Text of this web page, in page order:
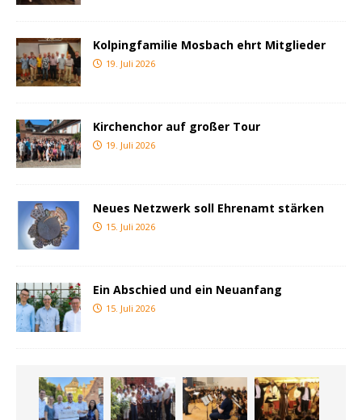
Kolpingfamilie Mosbach ehrt Mitglieder
19. Juli 2026
Kirchenchor auf großer Tour
19. Juli 2026
Neues Netzwerk soll Ehrenamt stärken
15. Juli 2026
Ein Abschied und ein Neuanfang
15. Juli 2026